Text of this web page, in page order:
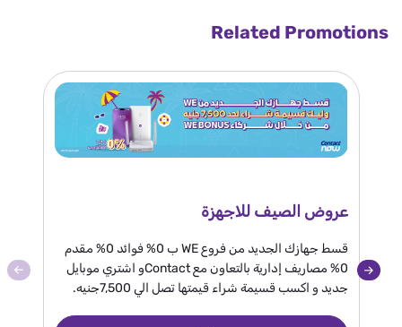
Related Promotions
عروض الصيف للاجهزة
قسط جهازك الجديد من فروع WE ب 0% فوائد 0% مقدم
0% مصاريف إدارية بالتعاون مع Contactو اشتري موبايل
جديد و اكسب قسيمة شراء قيمتها تصل الي 7,500جنيه.